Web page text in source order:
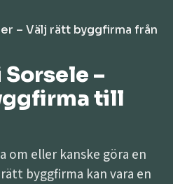
– Välj rätt byggfirma från
–
till
om eller kanske göra en
byggfirma kan vara en